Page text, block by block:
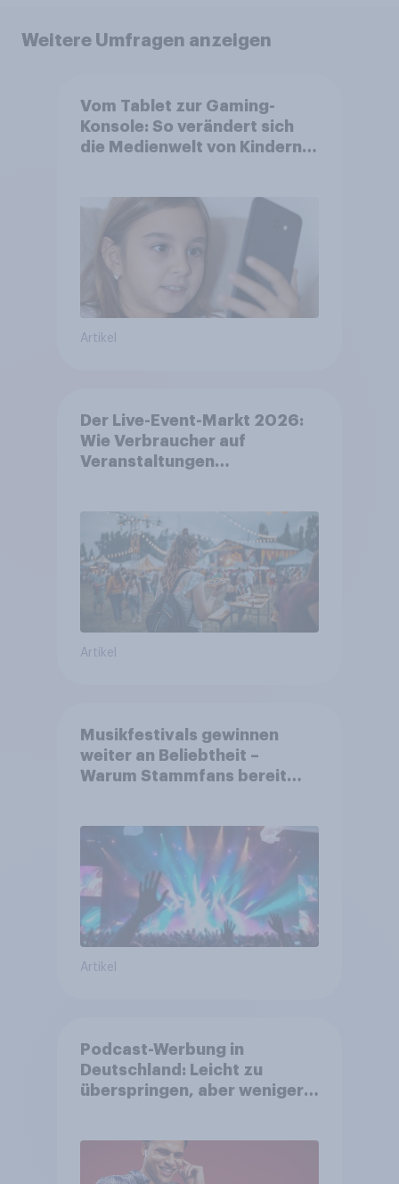
Weitere Umfragen anzeigen
Vom Tablet zur Gaming-
Konsole: So verändert sich
die Medienwelt von Kindern
Artikel
Der Live-Event-Markt 2026:
Wie Verbraucher auf
Veranstaltungen
Artikel
Musikfestivals gewinnen
weiter an Beliebtheit –
Warum Stammfans bereit
Artikel
Podcast-Werbung in
Deutschland: Leicht zu
überspringen, aber weniger